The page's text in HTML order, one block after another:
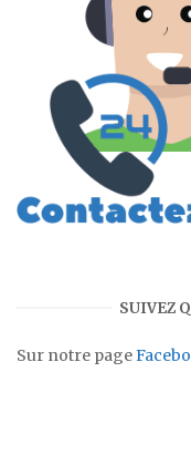
SUIVEZ
Sur notre page